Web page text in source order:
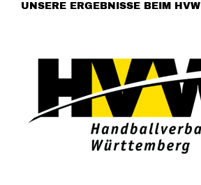
UNSERE ERGEBNISSE BEIM HVW